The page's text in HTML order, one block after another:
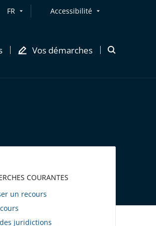
FR Accessibilité
Vos démarches
Ouvrir
COURANTES
un recours
juridictions